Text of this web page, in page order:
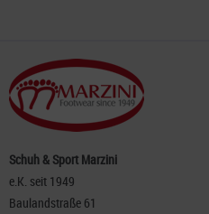
Schuh & Sport Marzini
e.K. seit 1949
Baulandstraße 61